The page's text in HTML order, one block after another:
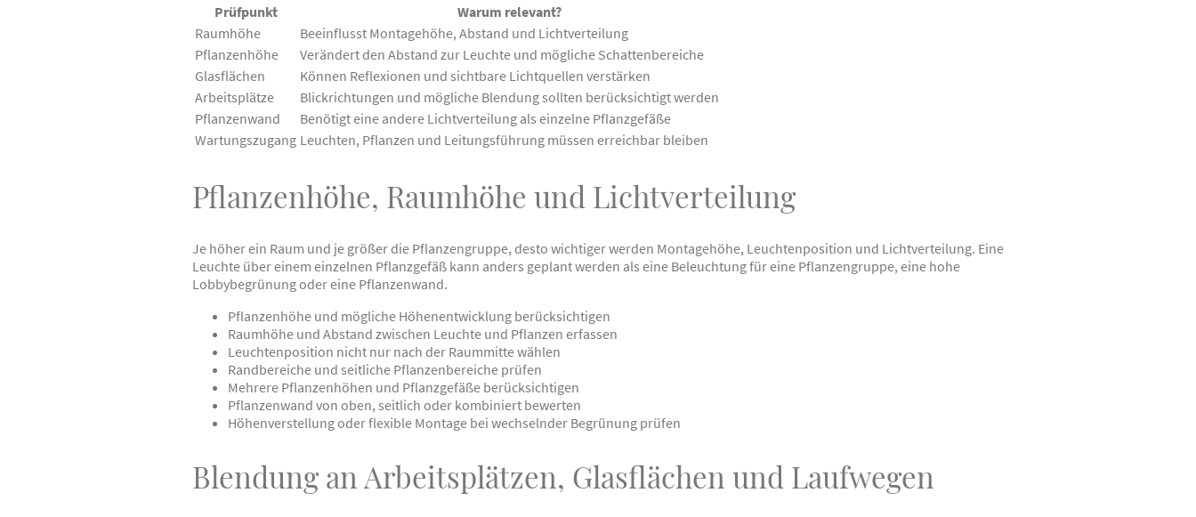
Prüfpunkt
Warum relevant?
Raumhöhe
Beeinflusst Montagehöhe, Abstand und Lichtverteilung
Pflanzenhöhe
Verändert den Abstand zur Leuchte und mögliche Schattenbereiche
Glasflächen
Können Reflexionen und sichtbare Lichtquellen verstärken
Arbeitsplätze
Blickrichtungen und mögliche Blendung sollten berücksichtigt werden
Pflanzenwand
Benötigt eine andere Lichtverteilung als einzelne Pflanzgefäße
Wartungszugang Leuchten, Pflanzen und Leitungsführung müssen erreichbar bleiben
Pflanzenhöhe, Raumhöhe und Lichtverteilung
Je höher ein Raum und je größer die Pflanzengruppe, desto wichtiger werden Montagehöhe, Leuchtenposition und Lichtverteilung. Eine
Leuchte über einem einzelnen Pflanzgefäß kann anders geplant werden als eine Beleuchtung für eine Pflanzengruppe, eine hohe
Lobbybegrünung oder eine Pflanzenwand.
Pflanzenhöhe und mögliche Höhenentwicklung berücksichtigen
Raumhöhe und Abstand zwischen Leuchte und Pflanzen erfassen
Leuchtenposition nicht nur nach der Raummitte wählen
Randbereiche und seitliche Pflanzenbereiche prüfen
Mehrere Pflanzenhöhen und Pflanzgefäße berücksichtigen
Pflanzenwand von oben, seitlich oder kombiniert bewerten
Höhenverstellung oder flexible Montage bei wechselnder Begrünung prüfen
Blendung an Arbeitsplätzen, Glasflächen und Laufwegen